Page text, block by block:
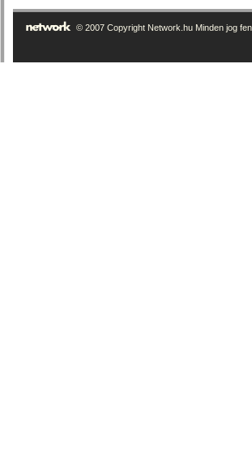
© 2007 Copyright Network.hu Minden jog